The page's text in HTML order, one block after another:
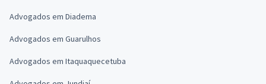
Advogados em Diadema
Advogados em Guarulhos
Advogados em Itaquaquecetuba